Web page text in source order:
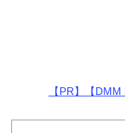
【PR】【